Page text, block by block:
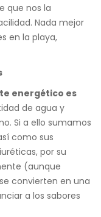
que nos la
Nada mejor
en la playa,
energético es
de agua y
Si a ello sumamos
como sus
por su
(aunque
convierten en una
a los sabores